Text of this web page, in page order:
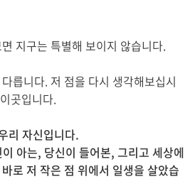
지구는 특별해 보이지 않습니다.
릅니다. 저 점을 다시 생각해보십시
곳입니다.
리 자신입니다.
아는, 당신이 들어본, 그리고 세상에
로 저 작은 점 위에서 일생을 살았습